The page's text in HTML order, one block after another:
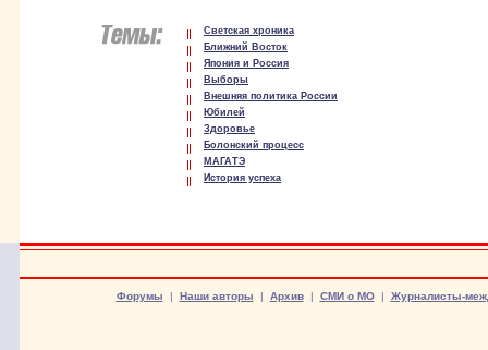
Светская хроника
Ближний Восток
Япония и Россия
Выборы
Внешняя политика России
Юбилей
Здоровье
Болонский процесс
МАГАТЭ
История успеха
Форумы | Наши авторы | Архив| СМИ о МО| Журналисты-